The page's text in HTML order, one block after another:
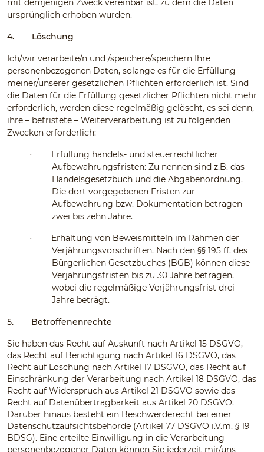
mit demjenigen Zweck vereinbar ist, zu dem die Daten
ursprünglich erhoben wurden.
4. Löschung
Ich/wir verarbeite/n und /speichere/speichern Ihre
personenbezogenen Daten, solange es für die Erfüllung
meiner/unserer gesetzlichen Pflichten erforderlich ist. Sind
die Daten für die Erfüllung gesetzlicher Pflichten nicht mehr
erforderlich, werden diese regelmäßig gelöscht, es sei denn,
ihre – befristete – Weiterverarbeitung ist zu folgenden
Zwecken erforderlich:
·
Erfüllung handels- und steuerrechtlicher
Aufbewahrungsfristen: Zu nennen sind z.B. das
Handelsgesetzbuch und die Abgabenordnung.
Die dort vorgegebenen Fristen zur
Aufbewahrung bzw. Dokumentation betragen
zwei bis zehn Jahre.
·
Erhaltung von Beweismitteln im Rahmen der
Verjährungsvorschriften. Nach den §§ 195 ff. des
Bürgerlichen Gesetzbuches (BGB) können diese
Verjährungsfristen bis zu 30 Jahre betragen,
wobei die regelmäßige Verjährungsfrist drei
Jahre beträgt.
5. Betroffenenrechte
Sie haben das Recht auf Auskunft nach Artikel 15 DSGVO,
das Recht auf Berichtigung nach Artikel 16 DSGVO, das
Recht auf Löschung nach Artikel 17 DSGVO, das Recht auf
Einschränkung der Verarbeitung nach Artikel 18 DSGVO, das
Recht auf Widerspruch aus Artikel 21 DSGVO sowie das
Recht auf Datenübertragbarkeit aus Artikel 20 DSGVO.
Darüber hinaus besteht ein Beschwerderecht bei einer
Datenschutzaufsichtsbehörde (Artikel 77 DSGVO i.V.m. § 19
BDSG). Eine erteilte Einwilligung in die Verarbeitung
personenbezogener Daten können Sie jederzeit mir/uns